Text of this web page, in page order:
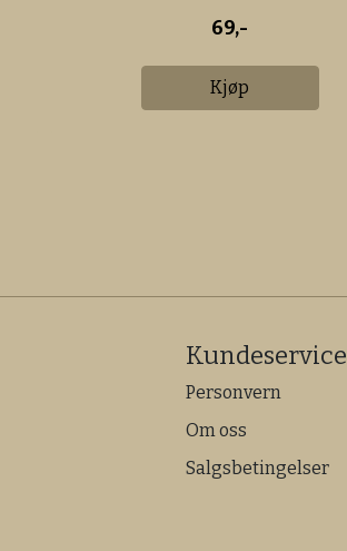
69,-
Kjøp
Kundeservice
Personvern
Om oss
Salgsbetingelser